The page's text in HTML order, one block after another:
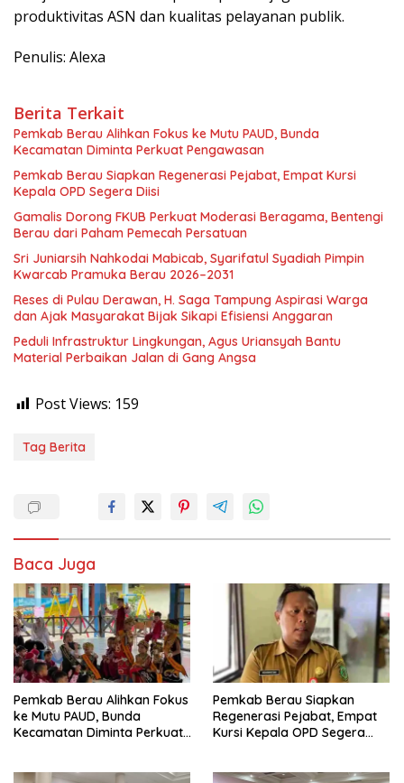
produktivitas ASN dan kualitas pelayanan publik.
Penulis: Alexa
Berita Terkait
Pemkab Berau Alihkan Fokus ke Mutu PAUD, Bunda
Kecamatan Diminta Perkuat Pengawasan
Pemkab Berau Siapkan Regenerasi Pejabat, Empat Kursi
Kepala OPD Segera Diisi
Gamalis Dorong FKUB Perkuat Moderasi Beragama, Bentengi
Berau dari Paham Pemecah Persatuan
Sri Juniarsih Nahkodai Mabicab, Syarifatul Syadiah Pimpin
Kwarcab Pramuka Berau 2026–2031
Reses di Pulau Derawan, H. Saga Tampung Aspirasi Warga
dan Ajak Masyarakat Bijak Sikapi Efisiensi Anggaran
Peduli Infrastruktur Lingkungan, Agus Uriansyah Bantu
Material Perbaikan Jalan di Gang Angsa
Post Views: 159
Tag Berita
Baca Juga
Pemkab Berau Alihkan Fokus
ke Mutu PAUD, Bunda
Kecamatan Diminta Perkuat
Pemkab Berau Siapkan
Regenerasi Pejabat, Empat
Kursi Kepala OPD Segera